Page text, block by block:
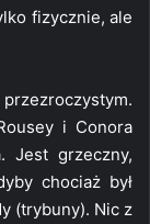
fizycznie, ale
i Conora
Jest grzeczny,
chociaż był
(trybuny). Nic z